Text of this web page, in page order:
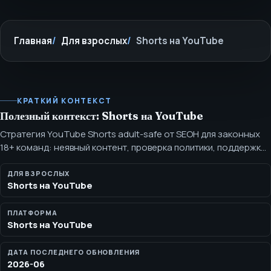
Главная Для взрослых Shorts на YouTube
КРАТКИЙ КОНТЕКСТ
Полезный контекст: Shorts на YouTube
Стратегия YouTube Shorts adult-safe от SEOH для законных
18+ команд: неявный контент, проверка политики, поддержка
поиска и репутации. SEOH оценивает, могут ли законные 18+
команды использовать неявный, учитывающий политику
короткий формат для поддержки поиска, бренда и репутации.
ДЛЯ ВЗРОСЛЫХ
Shorts на YouTube
ПЛАТФОРМА
Shorts на YouTube
ДАТА ПОСЛЕДНЕГО ОБНОВЛЕНИЯ
2026-06